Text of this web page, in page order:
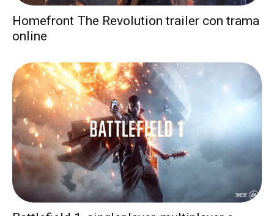
Homefront The Revolution trailer con trama
online